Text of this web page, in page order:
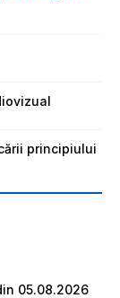
principiului
05.08.2026